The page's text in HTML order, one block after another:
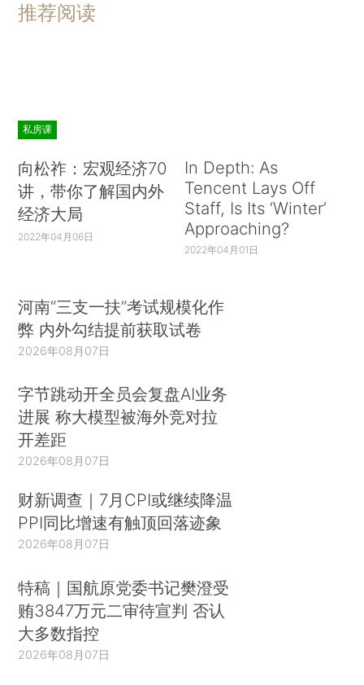
推荐阅读
私房课
向松祚：宏观经济70
讲，带你了解国内外
经济大局
2022年04月06日
In Depth: As
Tencent Lays Off
Staff, Is Its ‘Winter’
Approaching?
2022年04月01日
河南“三支一扶”考试规模化作
弊 内外勾结提前获取试卷
2026年08月07日
字节跳动开全员会复盘AI业务
进展 称大模型被海外竞对拉
开差距
2026年08月07日
财新调查｜7月CPI或继续降温
PPI同比增速有触顶回落迹象
2026年08月07日
特稿｜国航原党委书记樊澄受
贿3847万元二审待宣判 否认
大多数指控
2026年08月07日